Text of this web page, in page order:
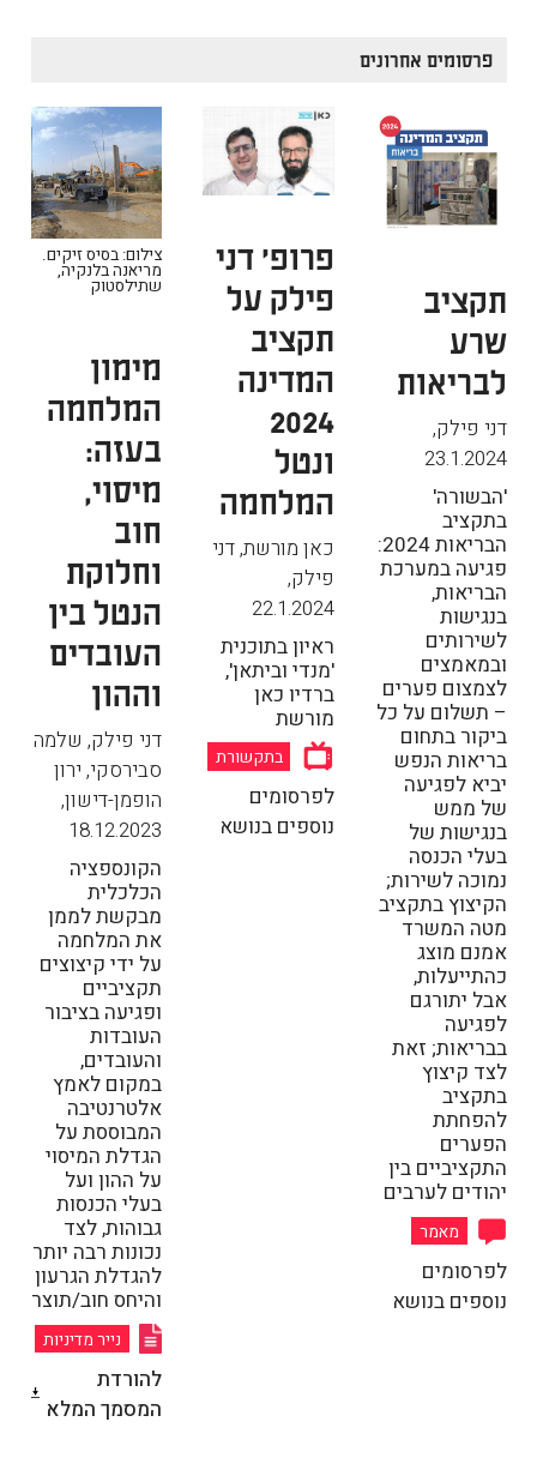
פרסומים אחרונים
תקציב
שרע
לבריאות
דני פילק,
23.1.2024
'הבשורה'
בתקציב
הבריאות 2024:
פגיעה במערכת
הבריאות,
בנגישות
לשירותים
ובמאמצים
לצמצום פערים
– תשלום על כל
ביקור בתחום
בריאות הנפש
יביא לפגיעה
של ממש
בנגישות של
בעלי הכנסה
נמוכה לשירות;
הקיצוץ בתקציב
מטה המשרד
אמנם מוצג
כהתייעלות,
אבל יתורגם
לפגיעה
בבריאות; זאת
לצד קיצוץ
בתקציב
להפחתת
הפערים
התקציביים בין
יהודים לערבים
מאמר
לפרסומים
נוספים בנושא
פרופ' דני
פילק על
תקציב
המדינה
2024
ונטל
המלחמה
כאן מורשת, דני
פילק,
22.1.2024
ראיון בתוכנית
'מנדי וביתאן',
ברדיו כאן
מורשת
בתקשורת
לפרסומים
נוספים בנושא
צילום: בסיס זיקים.
מריאנה בלנקיה,
שתילסטוק
מימון
המלחמה
בעזה:
מיסוי,
חוב
וחלוקת
הנטל בין
העובדים
וההון
דני פילק, שלמה
סבירסקי, ירון
הופמן-דישון,
18.12.2023
הקונספציה
הכלכלית
מבקשת לממן
את המלחמה
על ידי קיצוצים
תקציביים
ופגיעה בציבור
העובדות
והעובדים,
במקום לאמץ
אלטרנטיבה
המבוססת על
הגדלת המיסוי
על ההון ועל
בעלי הכנסות
גבוהות, לצד
נכונות רבה יותר
להגדלת הגרעון
והיחס חוב/תוצר
נייר מדיניות
להורדת
המסמך המלא